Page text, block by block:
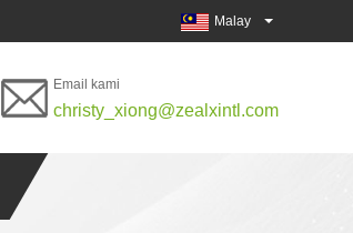
Malay
Email kami
christy_xiong@zealxintl.com